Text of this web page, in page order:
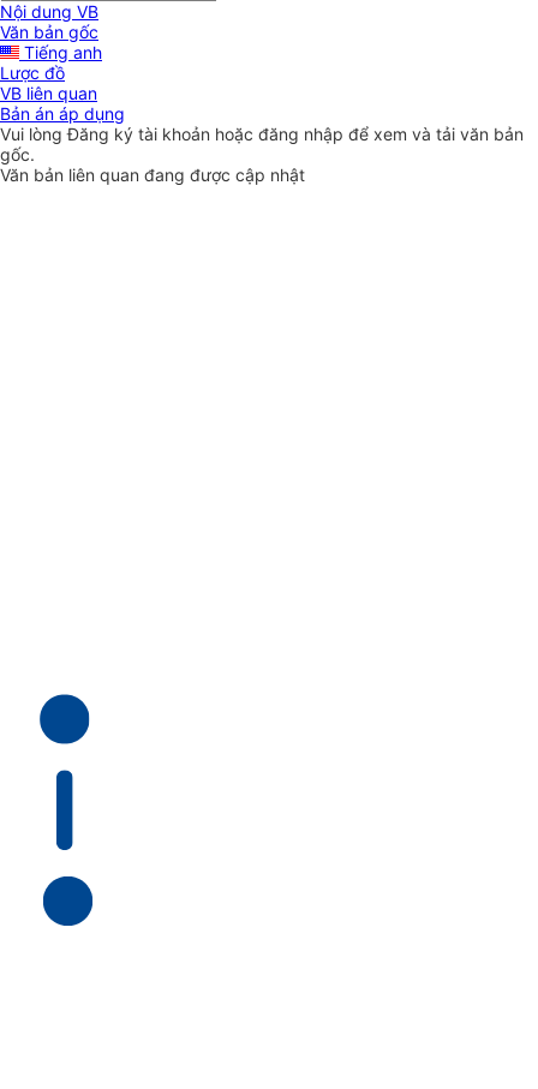
Nội dung VB
Văn bản gốc
Tiếng anh
Lược đồ
VB liên quan
Bản án áp dụng
Vui lòngĐăng ký tài khoản hoặc đăng nhập để xem và tải văn bản
gốc.
Văn bản liên quan đang được cập nhật